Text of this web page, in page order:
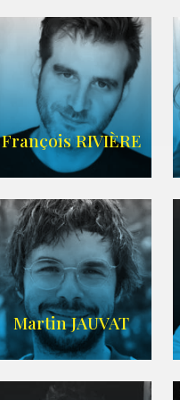
AGENCE VMA
François RIVIÈRE
LIEN IMDB
Martin JAUVAT